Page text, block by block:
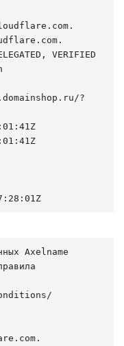
VERIFIED
?
Axelname